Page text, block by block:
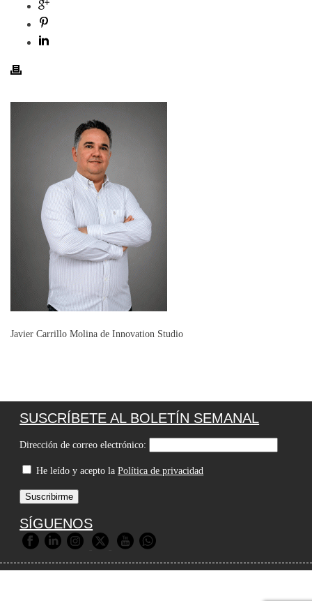
Javier Carrillo Molina de Innovation Studio
SUSCRÍBETE AL BOLETÍN SEMANAL
Dirección de correo electrónico:
He leído y acepto laPolítica de privacidad
SÍGUENOS